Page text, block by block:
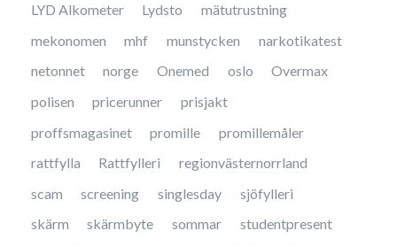
LYD Alkometer
Lydsto
mätutrustning
mekonomen
mhf munstycken
narkotikatest
netonnet
norge Onemed oslo
Overmax
polisen
pricerunner
prisjakt
proffsmagasinet
promille
promillemåler
rattfylla
Rattfylleri
regionvästernorrland
scam
screening singlesday
sjöfylleri
skärm
skärmbyte sommar
studentpresent